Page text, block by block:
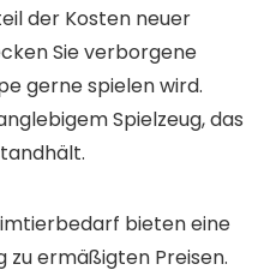
der Kosten neuer
Sie verborgene
gerne spielen wird.
Spielzeug, das
bieten eine
zu ermäßigten Preisen.